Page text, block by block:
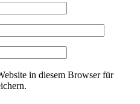
in diesem Browser für